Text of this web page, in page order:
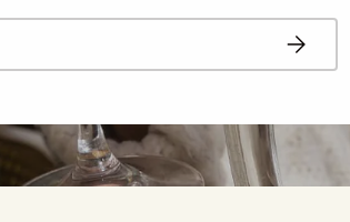
Suscribirse